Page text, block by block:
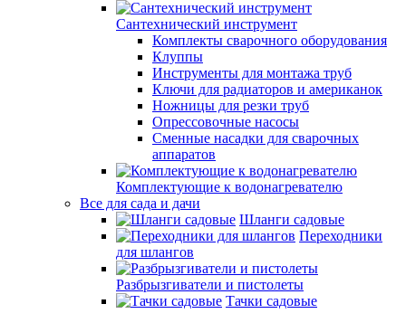
Сантехнический инструмент
Комплекты сварочного оборудования
Клуппы
Инструменты для монтажа труб
Ключи для радиаторов и американок
Ножницы для резки труб
Опрессовочные насосы
Сменные насадки для сварочных
аппаратов
Комплектующие к водонагревателю
Все для сада и дачи
Шланги садовые
Переходники
для шлангов
Разбрызгиватели и пистолеты
Тачки садовые